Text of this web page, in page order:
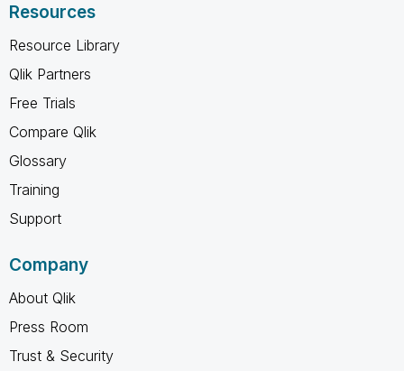
Resources
Resource Library
Qlik Partners
Free Trials
Compare Qlik
Glossary
Training
Support
Company
About Qlik
Press Room
Trust & Security